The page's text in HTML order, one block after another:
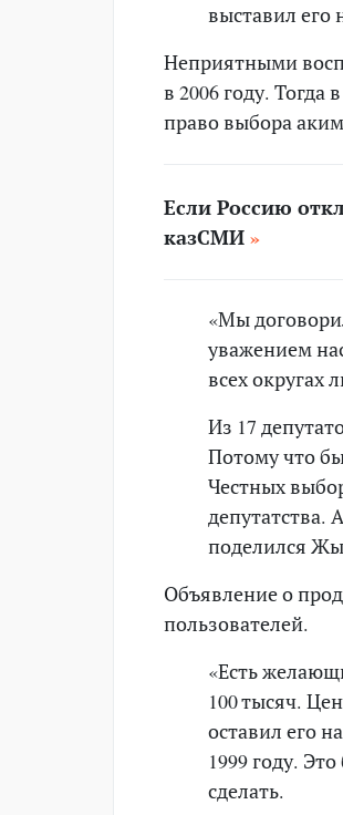
выставил его
Неприятными
в 2006 году. Тогда
право выбора
Если Россию
казСМИ
«Мы
уважением
всех округах
Из 17
Потому что
Честных
депутатства.
поделился
Объявление о
пользователей.
«Есть
100 тысяч.
оставил его
1999 году.
сделать.